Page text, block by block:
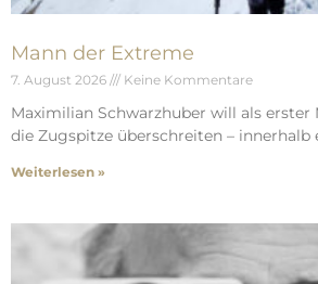
Mann der Extreme
7. August 2026 Keine Kommentare
Maximilian Schwarzhuber will als erster
die Zugspitze überschreiten – innerhalb
Weiterlesen »